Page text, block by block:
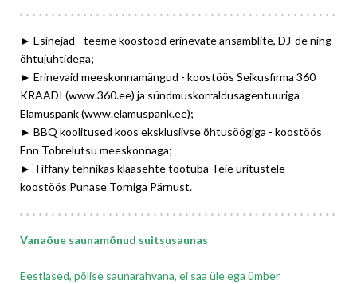
► Esinejad - teeme koostööd erinevate ansamblite, DJ-de ning
õhtujuhtidega;
► Erinevaid meeskonnamängud - koostöös Seikusfirma 360
KRAADI (www.360.ee) ja sündmuskorraldusagentuuriga
Elamuspank (www.elamuspank.ee);
► BBQ koolitused koos eksklusiivse õhtusöögiga - koostöös
Enn Tobrelutsu meeskonnaga;
► Tiffany tehnikas klaasehte töötuba Teie üritustele -
koostöös Punase Torniga Pärnust.
Vanaõue saunamõnud suitsusaunas
Eestlased, põlise saunarahvana, ei saa üle ega ümber